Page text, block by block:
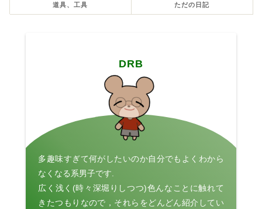
道具、工具 ただの日記
DRB
多趣味すぎて何がしたいのか自分でもよくわから
なくなる系男子です.
広く浅く(時々深堀りしつつ)色んなことに触れて
きたつもりなので，それらをどんどん紹介してい